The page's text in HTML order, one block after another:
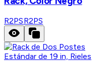
R2PSR2PS